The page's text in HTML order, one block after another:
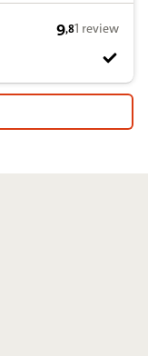
9,8 op basis
9,81 review